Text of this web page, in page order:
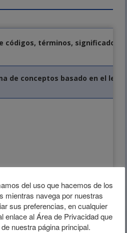
códigos, términos, significados
de conceptos basado en el
en 3 ejes principales y 10
del uso que hacemos de los
mientras navega por nuestras
sus preferencias, en cualquier
enlace al Área de Privacidad que
nuestra página principal.